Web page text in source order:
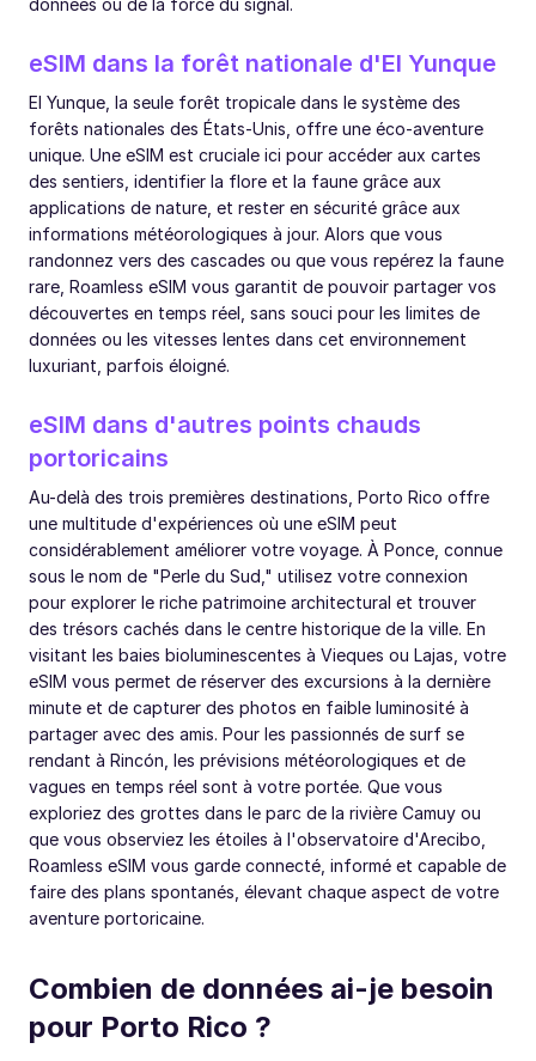
eSIM dans la forêt nationale d'El Yunque
El Yunque, la seule forêt tropicale dans le système des
forêts nationales des États-Unis, offre une éco-aventure
unique. Une eSIM est cruciale ici pour accéder aux cartes
des sentiers, identifier la flore et la faune grâce aux
applications de nature, et rester en sécurité grâce aux
informations météorologiques à jour. Alors que vous
randonnez vers des cascades ou que vous repérez la faune
rare, Roamless eSIM vous garantit de pouvoir partager vos
découvertes en temps réel, sans souci pour les limites de
données ou les vitesses lentes dans cet environnement
luxuriant, parfois éloigné.
eSIM dans d'autres points chauds
portoricains
Au-delà des trois premières destinations, Porto Rico offre
une multitude d'expériences où une eSIM peut
considérablement améliorer votre voyage. À Ponce, connue
sous le nom de "Perle du Sud," utilisez votre connexion
pour explorer le riche patrimoine architectural et trouver
des trésors cachés dans le centre historique de la ville. En
visitant les baies bioluminescentes à Vieques ou Lajas, votre
eSIM vous permet de réserver des excursions à la dernière
minute et de capturer des photos en faible luminosité à
partager avec des amis. Pour les passionnés de surf se
rendant à Rincón, les prévisions météorologiques et de
vagues en temps réel sont à votre portée. Que vous
exploriez des grottes dans le parc de la rivière Camuy ou
que vous observiez les étoiles à l'observatoire d'Arecibo,
Roamless eSIM vous garde connecté, informé et capable de
faire des plans spontanés, élevant chaque aspect de votre
aventure portoricaine.
Combien de données ai-je besoin
pour Porto Rico ?